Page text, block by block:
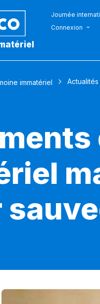
Journée
Connexion
immatériel Actualités